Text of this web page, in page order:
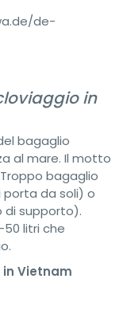
de-
in
bagaglio
al mare. Il motto
bagaglio
porta da soli) o
di supporto).
litri che
Vietnam